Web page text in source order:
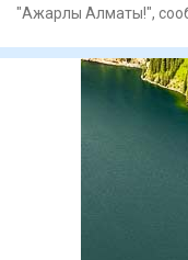
"Ажарлы Алматы!",